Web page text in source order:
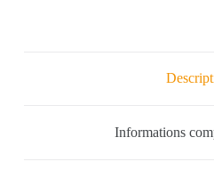
Informations